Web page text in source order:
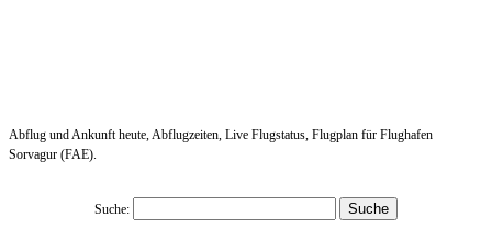
Abflug und Ankunft heute, Abflugzeiten, Live Flugstatus, Flugplan für Flughafen
Sorvagur (FAE).
Suche: